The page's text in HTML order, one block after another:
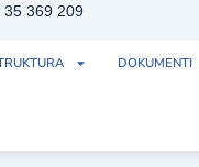
35 369 209
DOKUMENTI